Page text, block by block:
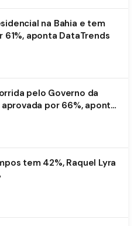
na Bahia e tem
aponta DataTrends
pelo Governo da
por 66%, aponta
tem 42%, Raquel Lyra